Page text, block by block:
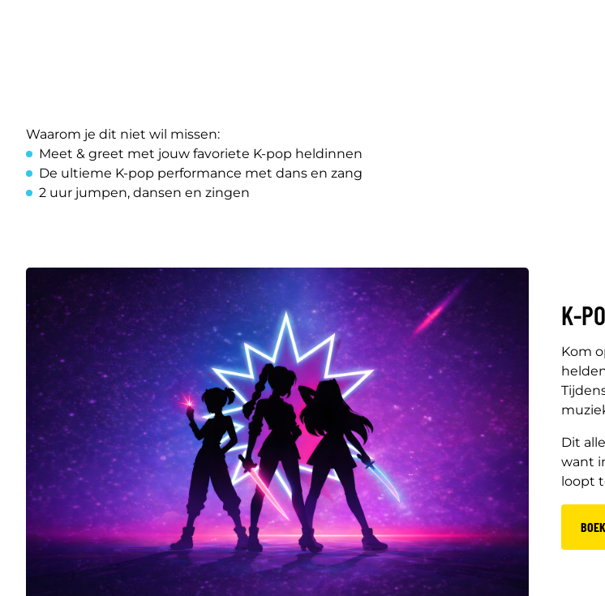
Waarom je dit niet wil missen:
Meet & greet met jouw favoriete K-pop heldinnen
De ultieme K-pop performance met dans en zang
2 uur jumpen, dansen en zingen
K-
Kom
Dit
want
loopt